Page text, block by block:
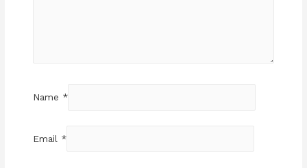
Name *
Email *